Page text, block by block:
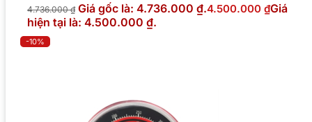
4.736.000₫ Giá gốc là: 4.736.000 ₫.4.500.000 ₫Giá
hiện tại là: 4.500.000 ₫.
-10%